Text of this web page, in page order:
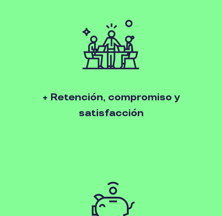
+ Retención, compromiso y
satisfacción